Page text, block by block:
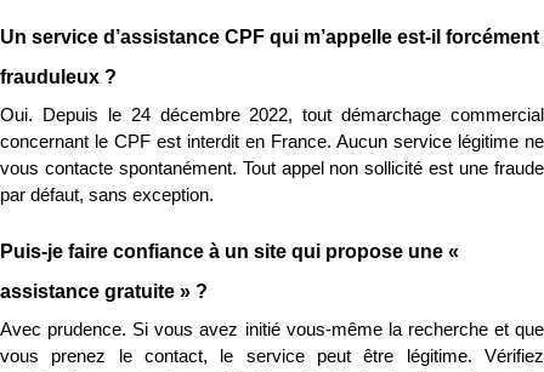
Un service d’assistance CPF qui m’appelle est-il forcément
frauduleux ?
Oui. Depuis le 24 décembre 2022, tout démarchage commercial
concernant le CPF est interdit en France. Aucun service légitime ne
vous contacte spontanément. Tout appel non sollicité est une fraude
par défaut, sans exception.
Puis-je faire confiance à un site qui propose une «
assistance gratuite » ?
Avec prudence. Si vous avez initié vous-même la recherche et que
vous prenez le contact, le service peut être légitime. Vérifiez